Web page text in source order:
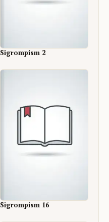
Sigrompism 2
Sigrompism 16